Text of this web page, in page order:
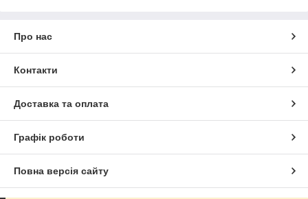
Про нас
Контакти
Доставка та оплата
Графік роботи
Повна версія сайту